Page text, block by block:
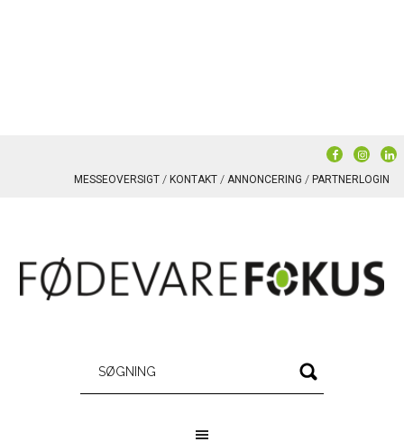
MESSEOVERSIGT KONTAKT ANNONCERING PARTNERLOGIN